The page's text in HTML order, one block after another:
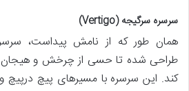
سرسره سرگیجه (Vertigo)
همان طور که از نامش پیداست،
طراحی شده تا حسی از چرخش و هیجان را
کند. این سرسره با مسیرهای پیچ